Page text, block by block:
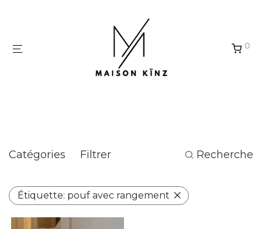
0
Catégories Filtrer Recherche
Étiquette: pouf avec rangement